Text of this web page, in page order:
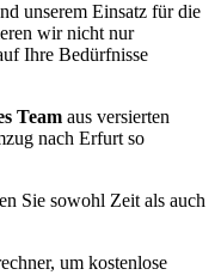
unserem Einsatz für die
wir nicht nur
Ihre Bedürfnisse
Team aus versierten
nach Erfurt so
Sie sowohl Zeit als auch
um kostenlose